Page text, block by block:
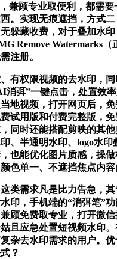
兼顾专业取便利，都需要
。实现无痕遮挡，方式
躲藏收费，对于叠加水
Remove Watermarks（
注册。
权限视频的去水印，同
消弭”一键点击，处置效
地视频，打开网页后，
试用版和付费完整版，免
同时还能搭配剪映的其
、半通明水印、logo水印
也能优化图片质感，操
色单一、不遮挡焦点内容
需求凡是比力告急，其
印，手机端的“消弭笔”
顾免费取专业，打开微信
且应急处置短视频水印
杂去水印需求的用户。
？